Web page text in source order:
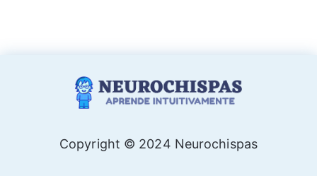
Copyright © 2024 Neurochispas